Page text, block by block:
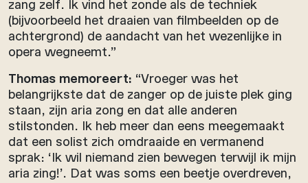
zang zelf. Ik vind het zonde als de techniek
(bijvoorbeeld het draaien van filmbeelden op de
achtergrond) de aandacht van het wezenlijke in
opera wegneemt.”
Thomas memoreert: “Vroeger was het
belangrijkste dat de zanger op de juiste plek ging
staan, zijn aria zong en dat alle anderen
stilstonden. Ik heb meer dan eens meegemaakt
dat een solist zich omdraaide en vermanend
sprak: ‘Ik wil niemand zien bewegen terwijl ik mijn
aria zing!’. Dat was soms een beetje overdreven,